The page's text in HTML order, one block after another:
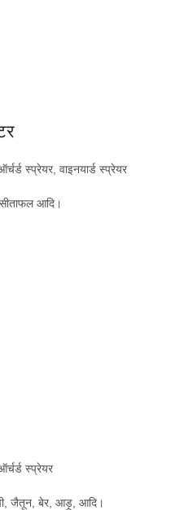
स्प्रेयर, वाइनयार्ड स्प्रेयर
आदि।
स्प्रेयर
जैतून, बेर, आड़ू, आदि।